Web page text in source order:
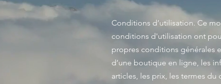
Conditions d’utilisation. Ce
conditions d'utilisation ont
propres conditions générales
d’une boutique en ligne, les
articles, les prix, les termes